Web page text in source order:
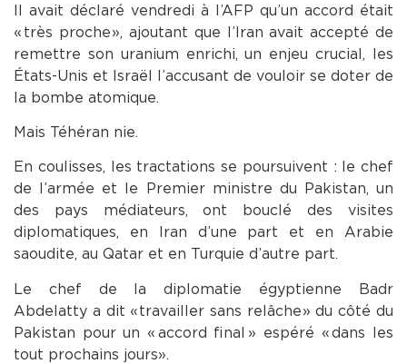
Il avait déclaré vendredi à l’AFP qu’un accord était
« très proche », ajoutant que l’Iran avait accepté de
remettre son uranium enrichi, un enjeu crucial, les
États-Unis et Israël l’accusant de vouloir se doter de
la bombe atomique.
Mais Téhéran nie.
En coulisses, les tractations se poursuivent : le chef
de l’armée et le Premier ministre du Pakistan, un
des pays médiateurs, ont bouclé des visites
diplomatiques, en Iran d’une part et en Arabie
saoudite, au Qatar et en Turquie d’autre part.
Le chef de la diplomatie égyptienne Badr
Abdelatty a dit « travailler sans relâche » du côté du
Pakistan pour un « accord final » espéré « dans les
tout prochains jours ».